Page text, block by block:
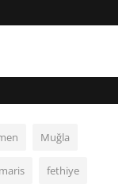
Muğla
fethiye